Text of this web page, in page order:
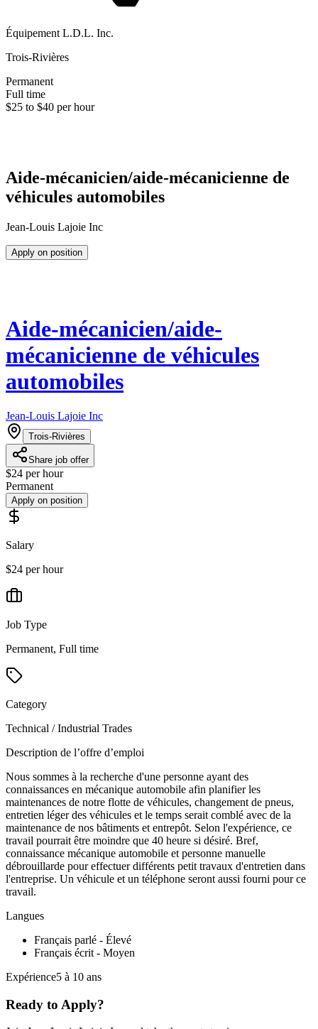
Équipement L.D.L. Inc.
Trois-Rivières
Permanent
Full time
$25 to $40 per hour
Aide-mécanicien/aide-mécanicienne de
véhicules automobiles
Jean-Louis Lajoie Inc
Apply on position
Aide-mécanicien/aide-
mécanicienne de véhicules
automobiles
Jean-Louis Lajoie Inc
Trois-Rivières
Share job offer
$24 per hour
Permanent
Apply on position
Salary
$24 per hour
Job Type
Permanent, Full time
Category
Technical / Industrial Trades
Description de l’offre d’emploi
Nous sommes à la recherche d'une personne ayant des
connaissances en mécanique automobile afin planifier les
maintenances de notre flotte de véhicules, changement de pneus,
entretien léger des véhicules et le temps serait comblé avec de la
maintenance de nos bâtiments et entrepôt. Selon l'expérience, ce
travail pourrait être moindre que 40 heure si désiré. Bref,
connaissance mécanique automobile et personne manuelle
débrouillarde pour effectuer différents petit travaux d'entretien dans
l'entreprise. Un véhicule et un téléphone seront aussi fourni pour ce
travail.
Langues
Français parlé - Élevé
Français écrit - Moyen
Expérience5 à 10 ans
Ready to Apply?